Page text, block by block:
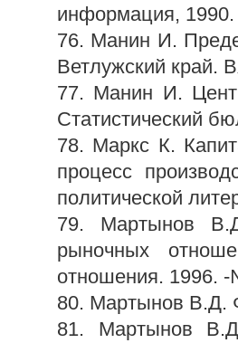
информация, 1990.
76. Манин И.
Ветлужский край.
77. Манин И.
Статистический
78. Маркс К.
процесс
политической
79. Мартынов
рыночных
отношения. 1996.
80. Мартынов В.Д.
81. Мартынов